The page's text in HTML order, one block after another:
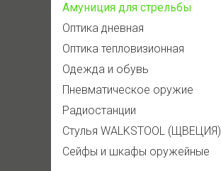
Амуниция для стрельбы
Оптика дневная
Оптика тепловизионная
Одежда и обувь
Пневматическое оружие
Радиостанции
Стулья WALKSTOOL (ЩВЕЦИЯ)
Сейфы и шкафы оружейные